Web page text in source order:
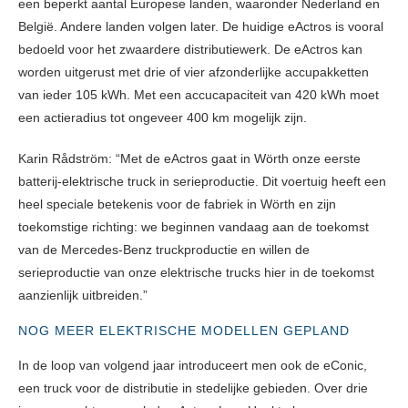
een beperkt aantal Europese landen, waaronder Nederland en
België. Andere landen volgen later. De huidige eActros is vooral
bedoeld voor het zwaardere distributiewerk. De eActros kan
worden uitgerust met drie of vier afzonderlijke accupakketten
van ieder 105 kWh. Met een accucapaciteit van 420 kWh moet
een actieradius tot ongeveer 400 km mogelijk zijn.
Karin Rådström: “Met de eActros gaat in Wörth onze eerste
batterij-elektrische truck in serieproductie. Dit voertuig heeft een
heel speciale betekenis voor de fabriek in Wörth en zijn
toekomstige richting: we beginnen vandaag aan de toekomst
van de Mercedes-Benz truckproductie en willen de
serieproductie van onze elektrische trucks hier in de toekomst
aanzienlijk uitbreiden.”
NOG MEER ELEKTRISCHE MODELLEN GEPLAND
In de loop van volgend jaar introduceert men ook de eConic,
een truck voor de distributie in stedelijke gebieden. Over drie